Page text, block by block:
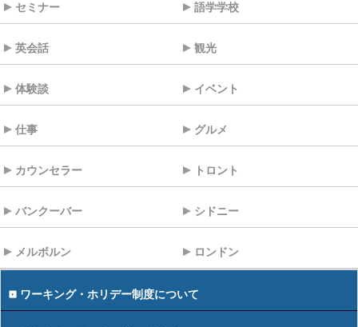
セミナー 語学学校
英会話 観光
体験談 イベント
仕事 グルメ
カウンセラー トロント
バンクーバー シドニー
メルボルン ロンドン
ワーキング・ホリデー制度について